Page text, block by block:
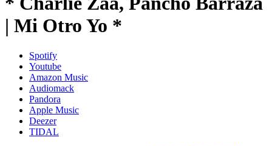
| Mi Otro Yo *
Spotify
Youtube
Amazon Music
Audiomack
Pandora
Apple Music
Deezer
TIDAL